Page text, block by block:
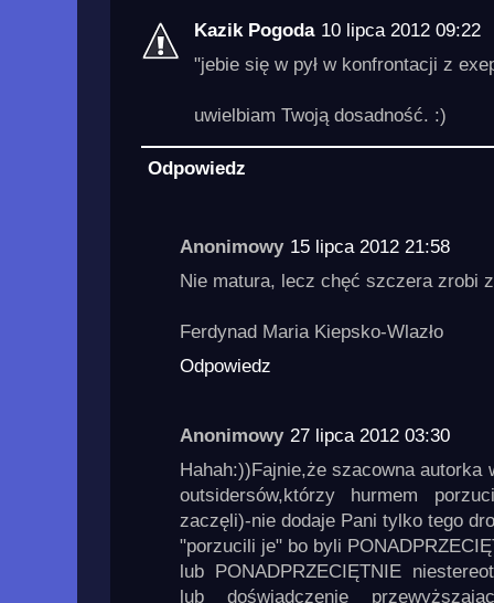
Kazik Pogoda 10 lipca 2012 09:22
"jebie się w pył w konfrontacji z
uwielbiam Twoją dosadność. :)
Odpowiedz
Anonimowy 15 lipca 2012 21:58
Nie matura, lecz chęć szczera zrobi
Ferdynad Maria Kiepsko-Wlazło
Odpowiedz
Anonimowy 27 lipca 2012 03:30
Hahah:))Fajnie,że szacowna autorka
outsidersów,którzy hurmem
zaczęli)-nie dodaje Pani tylko tego
"porzucili je" bo byli
lub PONADPRZECIĘTNIE
lub doświadczenie